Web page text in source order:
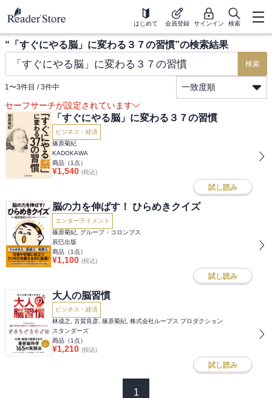
はじめて 会員登録 サインイン 検索
“ 「すぐにやる脳」に変わる３７の習慣”の検索結果
検索
1〜3件目 / 3件中
一致度順
セーフサーチが設定されています
「すぐにやる脳」に変わる３７の習慣
ビジネス・経済
篠原菊紀
KADOKAWA
商品（1 点）
¥1,540 (税込)
試し読み
脳の力を伸ばす！ ひらめきクイズ
エンターテイメント
篠原菊紀, グループ・コロンブス
辰巳出版
商品（1 点）
¥1,100 (税込)
試し読み
大人の脳習慣
ビジネス・経済
林成之, 古賀良彦, 篠原菊紀, 株式会社ループス プロダクション
スタンダーズ
商品（1 点）
¥1,210 (税込)
試し読み
1